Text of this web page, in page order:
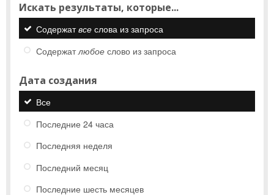
Искать результаты, которые...
Содержатвсе слова из запроса
Содержатлюбое слово из запроса
Дата создания
Все
Последние 24 часа
Последняя неделя
Последний месяц
Последние шесть месяцев